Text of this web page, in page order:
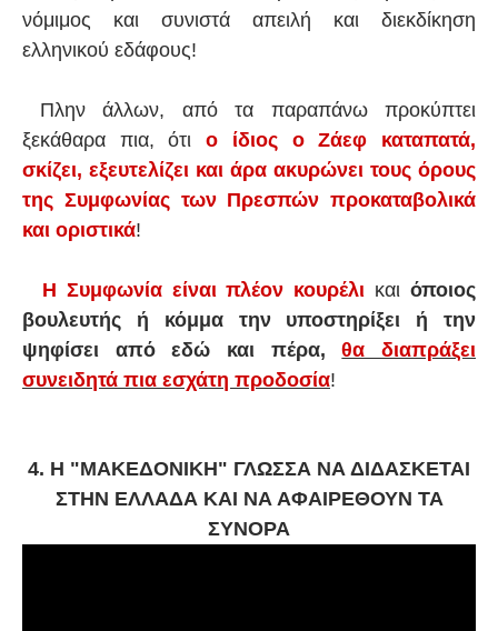
νόμιμος και συνιστά απειλή και διεκδίκηση
ελληνικού εδάφους!
Πλην άλλων, από τα παραπάνω προκύπτει
ξεκάθαρα πια, ότιο ίδιος ο Ζάεφ καταπατά,
σκίζει, εξευτελίζει και άρα ακυρώνει τους όρους
της Συμφωνίας των Πρεσπών προκαταβολικά
και οριστικά!
Η Συμφωνία είναι πλέον κουρέλι και όποιος
βουλευτής ή κόμμα την υποστηρίξει ή την
ψηφίσει από εδώ και πέρα,θα διαπράξει
συνειδητά πια εσχάτη προδοσία!
4. Η "ΜΑΚΕΔΟΝΙΚΗ" ΓΛΩΣΣΑ ΝΑ ΔΙΔΑΣΚΕΤΑΙ
ΣΤΗΝ ΕΛΛΑΔΑ ΚΑΙ ΝΑ ΑΦΑΙΡΕΘΟΥΝ ΤΑ
ΣΥΝΟΡΑ